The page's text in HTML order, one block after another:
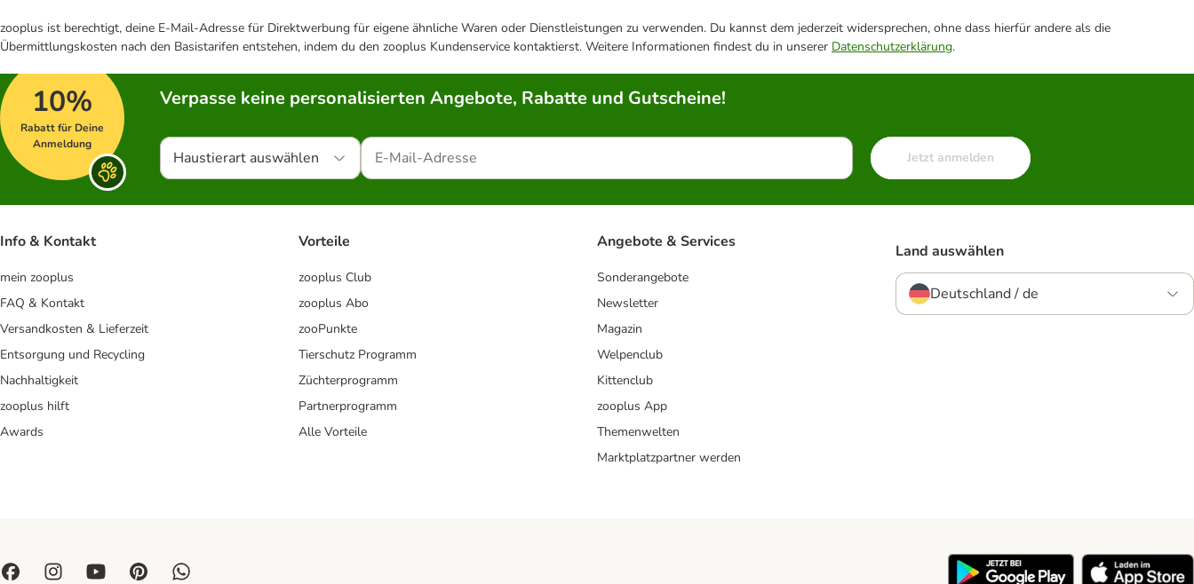
zooplus ist berechtigt, deine E-Mail-Adresse für Direktwerbung für eigene ähnliche Waren oder Dienstleistungen zu verwenden. Du kannst dem jederzeit widersprechen, ohne dass hierfür andere als die
Übermittlungskosten nach den Basistarifen entstehen, indem du den zooplus Kundenservice kontaktierst. Weitere Informationen findest du in unserer Datenschutzerklärung.
10%
Rabatt für Deine
Anmeldung
Verpasse keine personalisierten Angebote, Rabatte und Gutscheine!
Haustierart auswählen Jetzt anmelden
Info & Kontakt
mein zooplus
FAQ & Kontakt
Versandkosten & Lieferzeit
Entsorgung und Recycling
Nachhaltigkeit
zooplus hilft
Awards
Vorteile
zooplus Club
zooplus Abo
zooPunkte
Tierschutz Programm
Züchterprogramm
Partnerprogramm
Alle Vorteile
Angebote & Services
Sonderangebote
Newsletter
Magazin
Welpenclub
Kittenclub
zooplus App
Themenwelten
Marktplatzpartner werden
Land auswählen
Deutschland / de